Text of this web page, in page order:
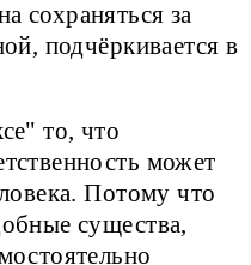
сохраняться за
подчёркивается в
то, что
может
Потому что
существа,